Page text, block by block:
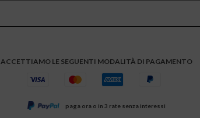
ACCETTIAMO LE SEGUENTI MODALITÀ DI PAGAMENTO
paga ora o in 3 rate senza interessi